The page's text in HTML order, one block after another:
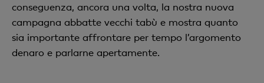
conseguenza, ancora una volta, la nostra nuova
campagna abbatte vecchi tabù e mostra quanto
sia importante affrontare per tempo l’argomento
denaro e parlarne apertamente.